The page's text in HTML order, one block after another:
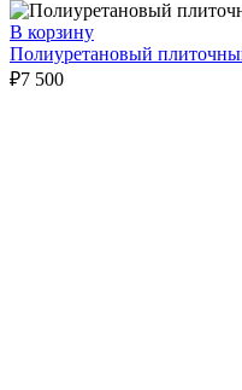
В корзину
Полиуретановый
₽7 500